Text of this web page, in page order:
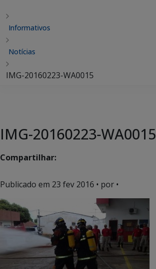
Informativos
Notícias
IMG-20160223-WA0015
IMG-20160223-WA0015
Compartilhar:
Publicado em 23 fev 2016 • por •